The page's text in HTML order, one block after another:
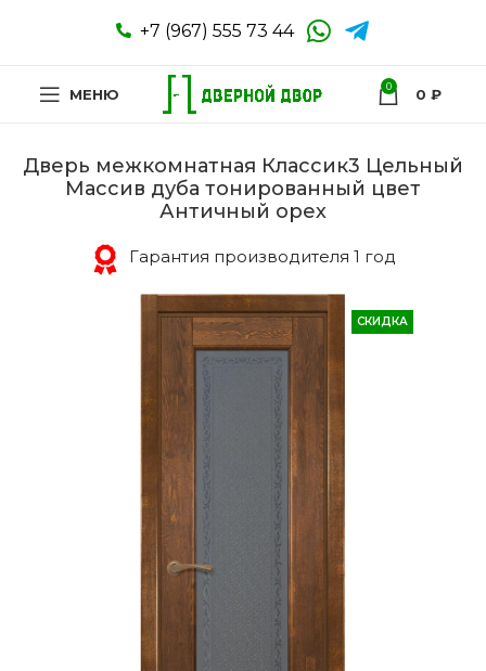
+7 (967) 555 73 44
МЕНЮ 0 0 ₽
Дверь межкомнатная Классик3 Цельный
Массив дуба тонированный цвет
Античный орех
Гарантия производителя 1 год
СКИДКА